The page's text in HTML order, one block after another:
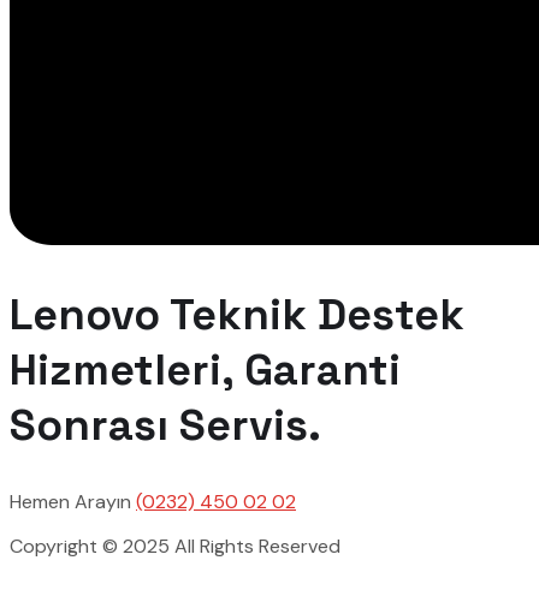
Lenovo Teknik Destek
Hizmetleri, Garanti
Sonrası Servis.
Hemen Arayın (0232) 450 02 02
Copyright © 2025 All Rights Reserved